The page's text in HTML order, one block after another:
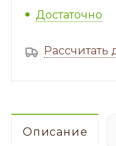
Достаточно
Рассчитать
Описание